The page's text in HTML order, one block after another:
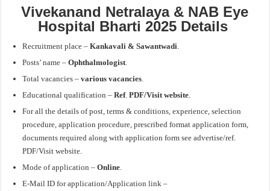
Vivekanand Netralaya & NAB Eye
Hospital Bharti 2025 Details
Recruitment place –Kankavali & Sawantwadi
Posts’ name –Ophthalmologist
Total vacancies – various vacancies
Educational qualification –Ref.PDF/Visit website
For all the details of post, terms & conditions, experience, selection
procedure, application procedure, prescribed format application form,
documents required along with application form see advertise/ref.
PDF/Visit website
Mode of application – Online
E-Mail IDfor application/Application link –